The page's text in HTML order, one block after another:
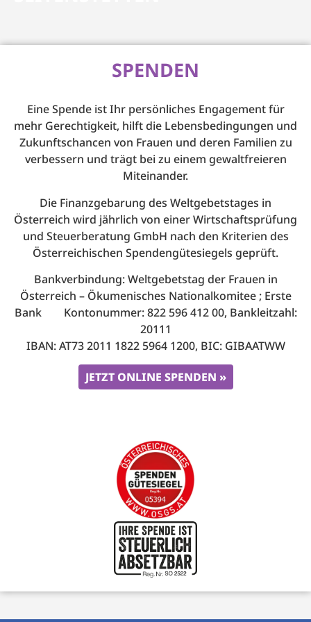
SPENDEN
Eine Spende ist Ihr persönliches Engagement für
mehr Gerechtigkeit, hilft die Lebensbedingungen und
Zukunftschancen von Frauen und deren Familien zu
verbessern und trägt bei zu einem gewaltfreieren
Miteinander.
Die Finanzgebarung des Weltgebetstages in
Österreich wird jährlich von einer Wirtschaftsprüfung
und Steuerberatung GmbH nach den Kriterien des
Österreichischen Spendengütesiegels geprüft.
Bankverbindung: Weltgebetstag der Frauen in
Österreich – Ökumenisches Nationalkomitee ; Erste
Bank Kontonummer: 822 596 412 00, Bankleitzahl:
20111
IBAN: AT73 2011 1822 5964 1200, BIC: GIBAATWW
JETZT ONLINE SPENDEN »